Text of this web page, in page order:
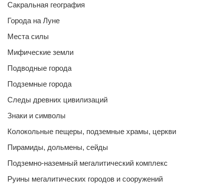
Сакральная география
Города на Луне
Места силы
Мифические земли
Подводные города
Подземные города
Следы древних цивилизаций
Знаки и символы
Колокольные пещеры, подземные храмы, церкви
Пирамиды, дольмены, сейды
Подземно-наземный мегалитический комплекс
Руины мегалитических городов и сооружений